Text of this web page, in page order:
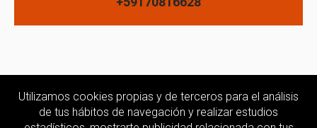
Utilizamos cookies propias y de terceros para el análisis
de tus hábitos de navegación y realizar estudios